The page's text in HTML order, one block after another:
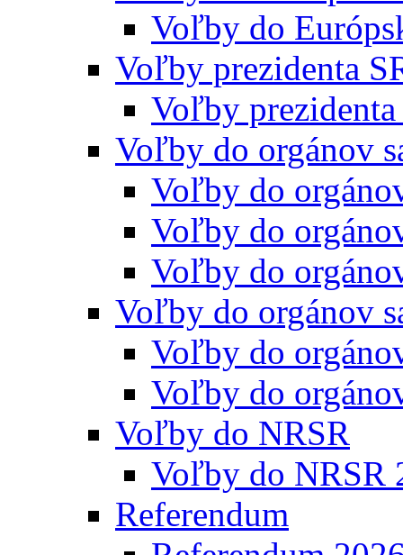
Voľby do
Voľby prezidenta
Voľby
Voľby do orgánov
Voľby do
Voľby do
Voľby do
Voľby do orgánov
Voľby do
Voľby do
Voľby do NRSR
Voľby do NRSR
Referendum